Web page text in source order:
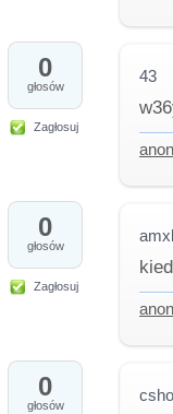
0
głosów
Zagłosuj
43
0
głosów
Zagłosuj
0
głosów